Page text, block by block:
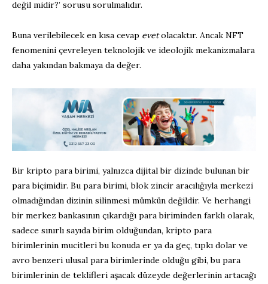
değil midir?’ sorusu sorulmalıdır.
Buna verilebilecek en kısa cevap evetolacaktır. Ancak NFT
fenomenini çevreleyen teknolojik ve ideolojik mekanizmalara
daha yakından bakmaya da değer.
Bir kripto para birimi, yalnızca dijital bir dizinde bulunan bir
para biçimidir. Bu para birimi, blok zincir aracılığıyla merkezi
olmadığından dizinin silinmesi mümkün değildir. Ve herhangi
bir merkez bankasının çıkardığı para biriminden farklı olarak,
sadece sınırlı sayıda birim olduğundan, kripto para
birimlerinin mucitleri bu konuda er ya da geç, tıpkı dolar ve
avro benzeri ulusal para birimlerinde olduğu gibi, bu para
birimlerinin de teklifleri aşacak düzeyde değerlerinin artacağı